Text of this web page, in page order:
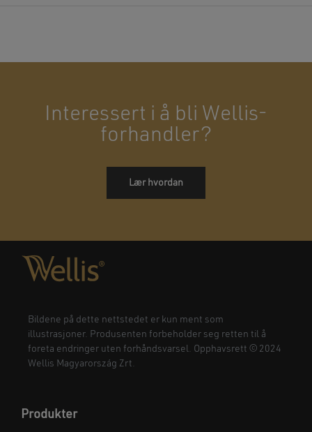
Interessert i å bli Wellis-
forhandler?
Lær hvordan
Bildene på dette nettstedet er kun ment som
illustrasjoner. Produsenten forbeholder seg retten til å
foreta endringer uten forhåndsvarsel. Opphavsrett © 2024
Wellis Magyarország Zrt.
Produkter